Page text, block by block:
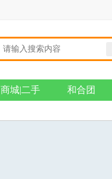
商城|二手 和合团